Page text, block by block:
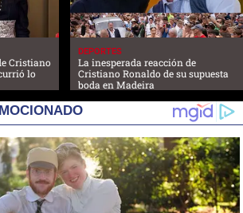
Cristiano
lo
DEPORTES
La inesperada reacción de
Cristiano Ronaldo de su supuesta
boda en Madeira